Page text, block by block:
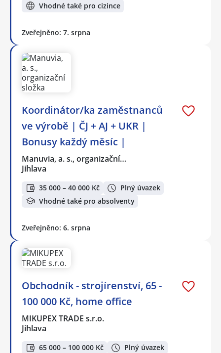
Vhodné také pro cizince
Zveřejněno: 7. srpna
Koordinátor/ka zaměstnanců
ve výrobě | ČJ + AJ + UKR |
Bonusy každý měsíc |
Manuvia, a. s., organizační…
Jihlava
35 000 – 40 000 Kč
Plný úvazek
Vhodné také pro absolventy
Zveřejněno: 6. srpna
Obchodník - strojírenství, 65 -
100 000 Kč, home office
MIKUPEX TRADE s.r.o.
Jihlava
65 000 – 100 000 Kč Plný úvazek